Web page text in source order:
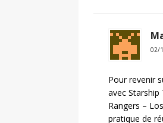
02/
Pour revenir
avec
Rangers –
pratique de